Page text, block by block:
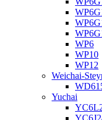
WP6
WP10
WP12
Weichai-
Yuchai